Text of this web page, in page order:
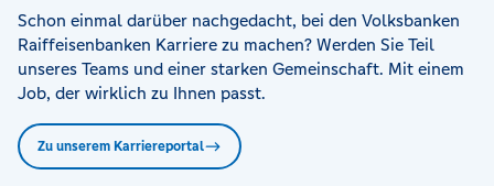
Schon einmal darüber nachgedacht, bei den Volksbanken
Raiffeisenbanken Karriere zu machen? Werden Sie Teil
unseres Teams und einer starken Gemeinschaft. Mit einem
Job, der wirklich zu Ihnen passt.
Zu unserem Karriereportal